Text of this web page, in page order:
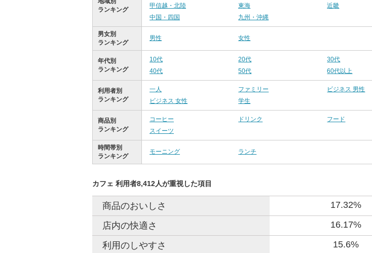
ランキング
甲信越・北陸
東海
近畿
中国・四国
九州・沖縄
男女別
ランキング
男性 女性
年代別
ランキング
10代 20代
30代
40代
50代 60代以上
利用者別
ランキング
一人 ファミリー
ビジネス 男性
ビジネス 女性
学生
商品別
ランキング
コーヒー ドリンク
フード
スイーツ
時間帯別
ランキング
モーニング ランチ
カフェ 利用者8,412人が重視した項目
商品のおいしさ 17.32%
店内の快適さ 16.17%
利用のしやすさ 15.6%